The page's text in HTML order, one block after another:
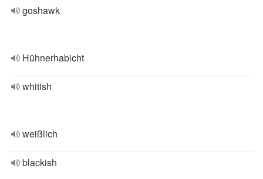
goshawk
Hühnerhabicht
whitish
weißlich
blackish